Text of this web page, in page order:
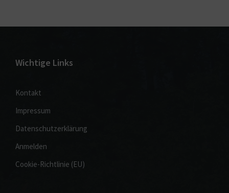
Wichtige Links
Kontakt
Impressum
Datenschutzerklärung
Anmelden
Cookie-Richtlinie (EU)